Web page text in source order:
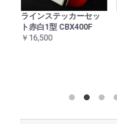
お買い物を続ける
ラインステッカーセッ
ト赤白1型 CBX400F
￥16,500